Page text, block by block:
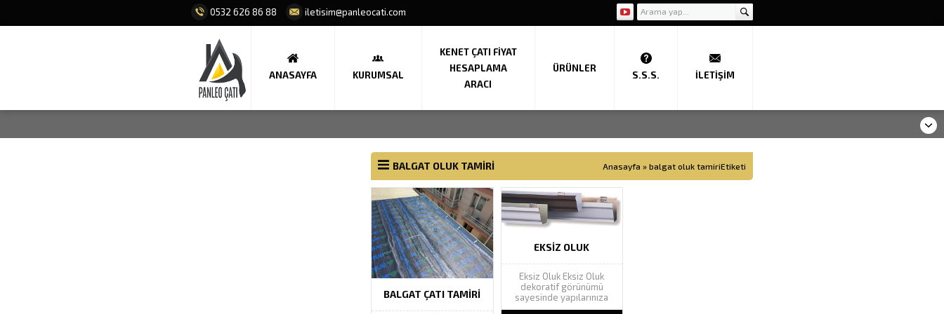
0532 626 86 88 iletisim@panleocati.com
ANASAYFA KURUMSAL
KENET ÇATI FIYAT
HESAPLAMA
ARACI
ÜRÜNLER
S.S.S. İLETIŞIM
BALGAT OLUK TAMIRI Anasayfa » balgat oluk tamiriEtiketi
BALGAT ÇATI TAMIRI
EKSIZ OLUK
Eksiz Oluk Eksiz Oluk
dekoratif görünümü
sayesinde yapılarınıza
estetik güzellik katarak